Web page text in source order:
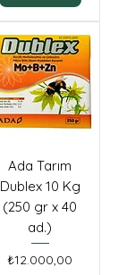
Ada Tarım
Dublex 10 Kg
(250 gr x 40
ad.)
Fiyat
₺12.000,00